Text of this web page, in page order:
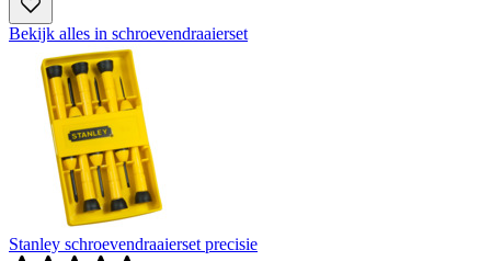
Bekijk alles in schroevendraaierset
Stanley schroevendraaierset precisie